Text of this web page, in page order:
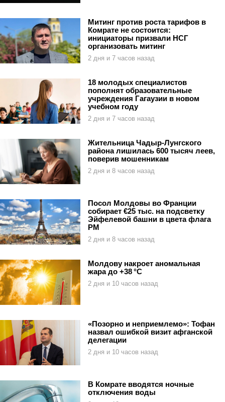
Митинг против роста тарифов в
Комрате не состоится:
инициаторы призвали НСГ
организовать митинг
2 дня и 7 часов назад
18 молодых специалистов
пополнят образовательные
учреждения Гагаузии в новом
учебном году
2 дня и 7 часов назад
Жительница Чадыр-Лунгского
района лишилась 600 тысяч леев,
поверив мошенникам
2 дня и 8 часов назад
Посол Молдовы во Франции
собирает €25 тыс. на подсветку
Эйфелевой башни в цвета флага
РМ
2 дня и 8 часов назад
Молдову накроет аномальная
жара до +38 °C
2 дня и 10 часов назад
«Позорно и неприемлемо»: Тофан
назвал ошибкой визит афганской
делегации
2 дня и 10 часов назад
В Комрате вводятся ночные
отключения воды